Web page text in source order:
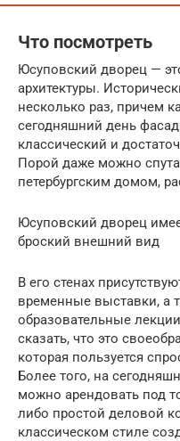
Что посмотреть
Юсуповский дворец —
архитектуры.
несколько раз, причем
сегодняшний день
классический и
Порой даже можно
петербургским домом,
Юсуповский дворец
броский внешний вид
В его стенах
временные выставки, а
образовательные
сказать, что это
которая пользуется
Более того, на
можно арендовать под
либо простой деловой
классическом стиле